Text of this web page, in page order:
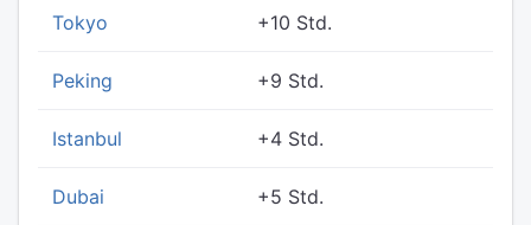
Tokyo +10 Std.
Peking +9 Std.
Istanbul +4 Std.
Dubai +5 Std.